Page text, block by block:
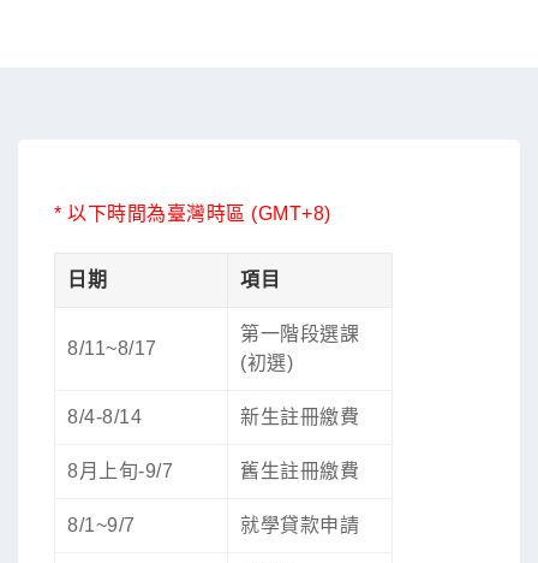
* 以下時間為臺灣時區 (GMT+8)
日期 項目
8/11~8/17
第一階段選課
(初選)
8/4-8/14 新生註冊繳費
8月上旬-9/7 舊生註冊繳費
8/1~9/7 就學貸款申請